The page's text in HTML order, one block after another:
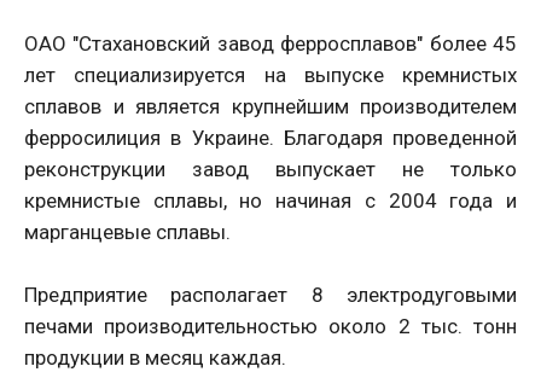
ОАО "Стахановский завод ферросплавов" более 45
лет специализируется на выпуске кремнистых
сплавов и является крупнейшим производителем
ферросилиция в Украине. Благодаря проведенной
реконструкции завод выпускает не только
кремнистые сплавы, но начиная c 2004 года и
марганцевые сплавы.
Предприятие располагает 8 электродуговыми
печами производительностью около 2 тыс. тонн
продукции в месяц каждая.